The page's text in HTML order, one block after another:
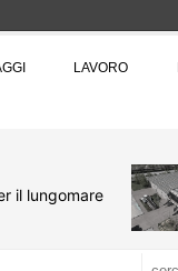
LAVORO
il lungomare
di una mostra